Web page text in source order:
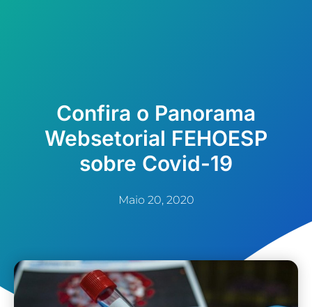
Confira o Panorama
Websetorial FEHOESP
sobre Covid-19
Maio 20, 2020